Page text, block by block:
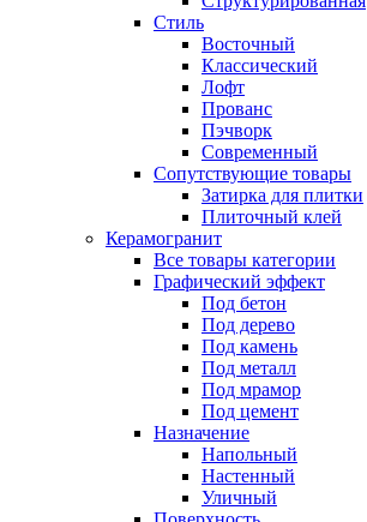
Стиль
Восточный
Классический
Лофт
Прованс
Пэчворк
Современный
Сопутствующие товары
Затирка для плитки
Плиточный клей
Керамогранит
Все товары категории
Графический эффект
Под бетон
Под дерево
Под камень
Под металл
Под мрамор
Под цемент
Назначение
Напольный
Настенный
Уличный